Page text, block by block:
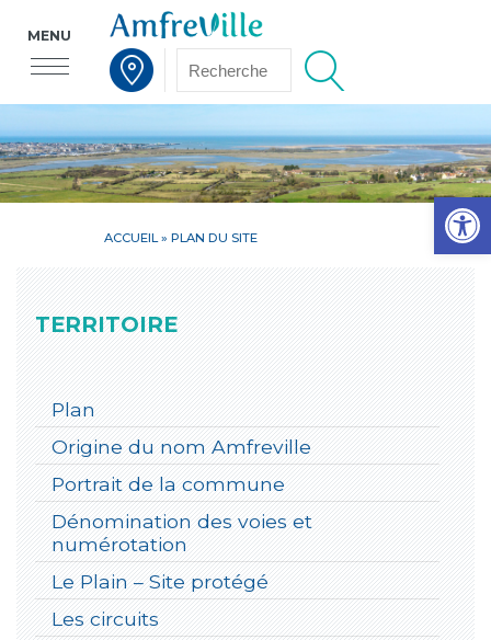
Voir la carte interactive
MENU
ACCUEIL » PLAN DU SITE
TERRITOIRE
Plan
Origine du nom Amfreville
Portrait de la commune
Dénomination des voies et
numérotation
Le Plain – Site protégé
Les circuits